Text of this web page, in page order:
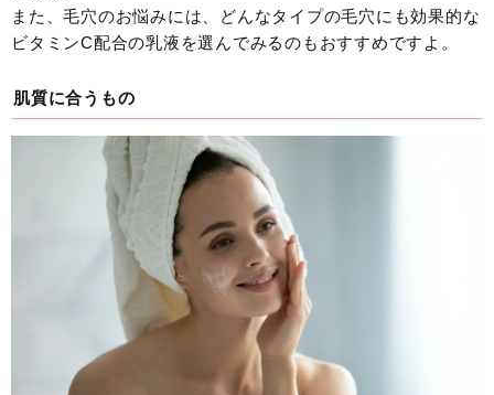
また、毛穴のお悩みには、どんなタイプの毛穴にも効果的な
ビタミンC配合の乳液を選んでみるのもおすすめですよ。
肌質に合うもの